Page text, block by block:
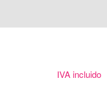
IVA incluido